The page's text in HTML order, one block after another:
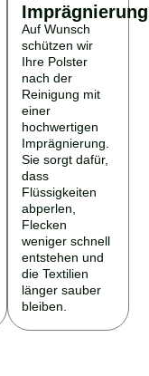
Imprägnierung
Auf Wunsch
schützen wir
Ihre Polster
nach der
Reinigung mit
einer
hochwertigen
Imprägnierung.
Sie sorgt dafür,
dass
Flüssigkeiten
abperlen,
Flecken
weniger schnell
entstehen und
die Textilien
länger sauber
bleiben.